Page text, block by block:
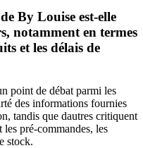
By Louise est-elle
notamment en termes
et les délais de
point de débat parmi les
des informations fournies
tandis que dautres critiquent
les pré-commandes, les
stock.